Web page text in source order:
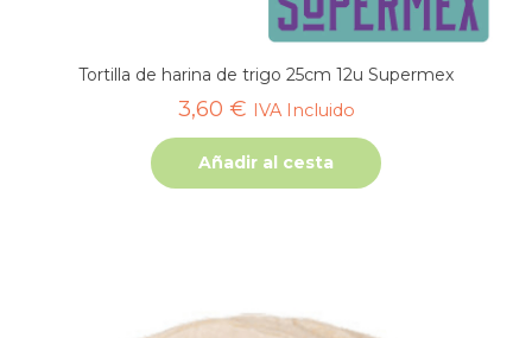
Tortilla de harina de trigo 25cm 12u Supermex
3,60 € IVA Incluido
Añadir al cesta